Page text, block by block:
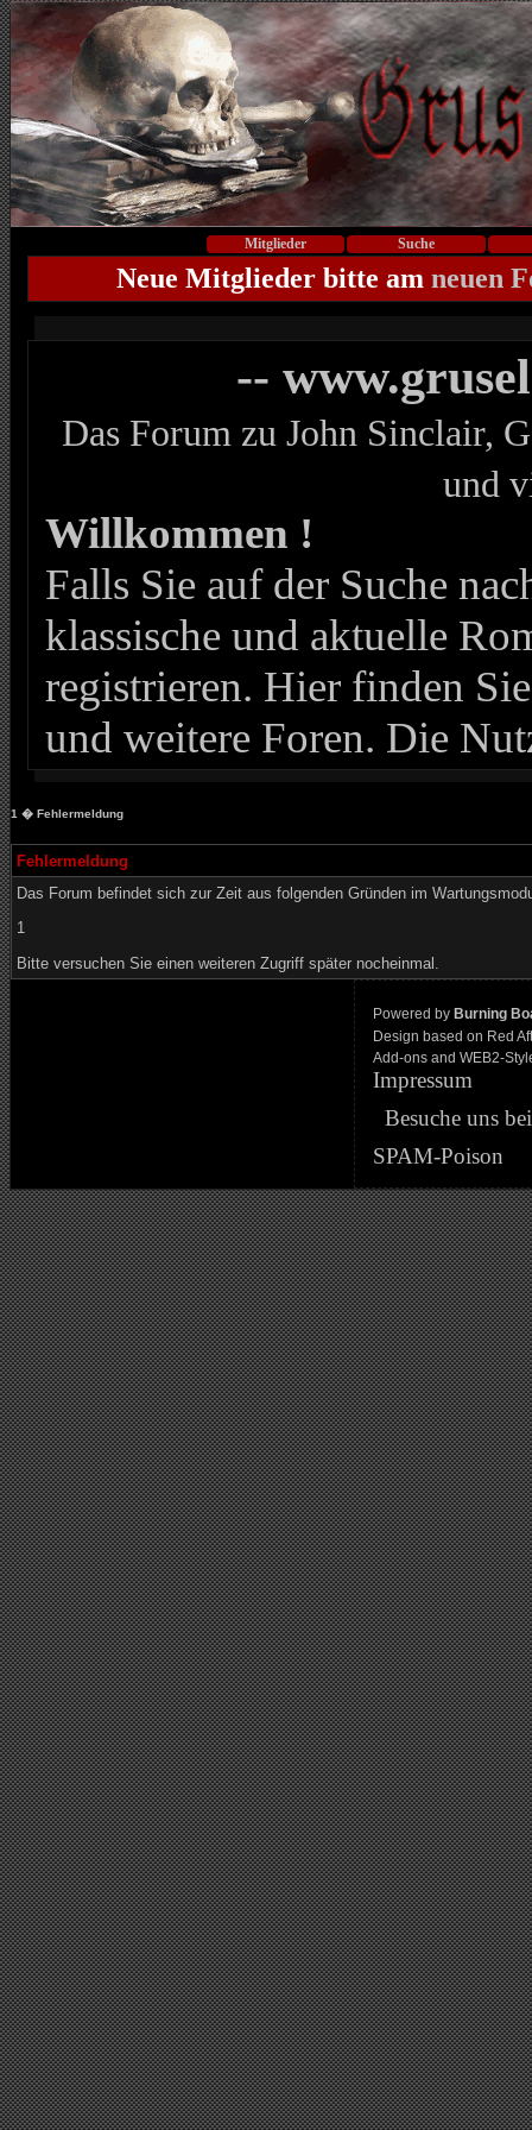
Mitglieder Suche
Neue Mitglieder bitte am neuen
--
Das Forum zu John Sinclair,
und
Willkommen !
Falls Sie auf der Suche
klassische und aktuelle
registrieren. Hier finden
und weitere Foren. Die
1 � Fehlermeldung
Fehlermeldung
Das Forum befindet sich zur Zeit aus folgenden Gründen im
1
Bitte versuchen Sie einen weiteren Zugriff später nocheinmal.
Powered by Burning
Design based on Red
Add-ons and WEB2-
Impressum
Besuche uns
SPAM-Poison